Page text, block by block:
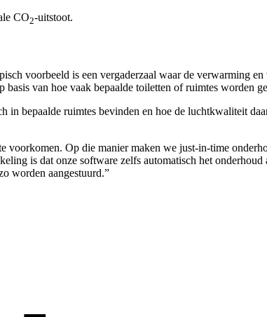
CO2-uitstoot.
voorbeeld is een vergaderzaal waar de verwarming
van hoe vaak bepaalde toiletten of ruimtes worden
bepaalde ruimtes bevinden en hoe de luchtkwaliteit
voorkomen. Op die manier maken we just-in-time
is dat onze software zelfs automatisch het
worden aangestuurd.”